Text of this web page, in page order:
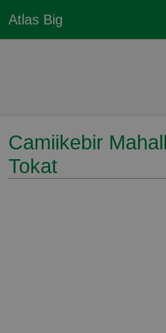
Atlas Big
Camiikebir
Tokat